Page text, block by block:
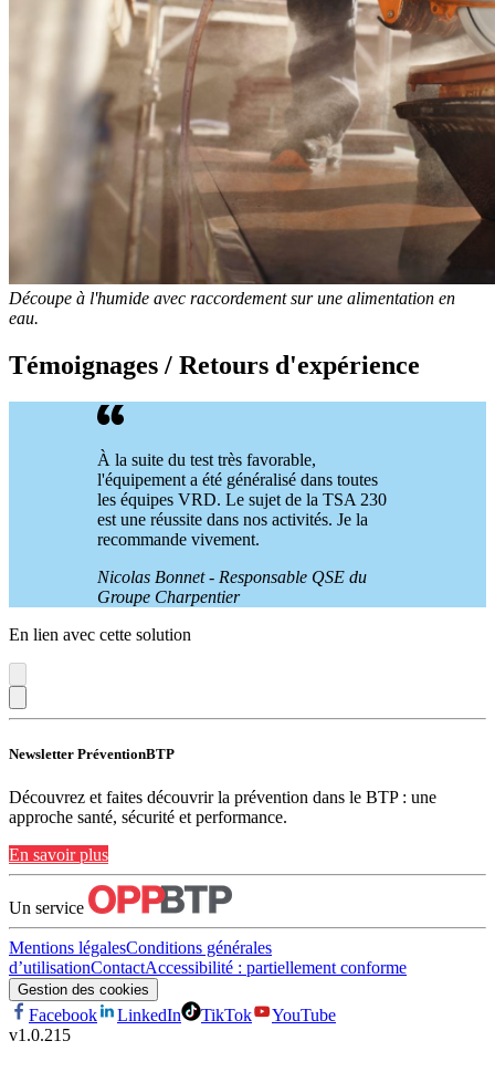
Découpe à l'humide avec raccordement sur une alimentation en
eau.
Témoignages / Retours d'expérience
À la suite du test très favorable,
l'équipement a été généralisé dans toutes
les équipes VRD. Le sujet de la TSA 230
est une réussite dans nos activités. Je la
recommande vivement.
Nicolas Bonnet - Responsable QSE du
Groupe Charpentier
En lien avec cette solution
Newsletter PréventionBTP
Découvrez et faites découvrir la prévention dans le BTP : une
approche santé, sécurité et performance.
En savoir plus
Un service
Mentions légalesConditions générales
d’utilisationContactAccessibilité : partiellement conforme
Gestion des cookies
Facebook LinkedIn TikTok
YouTube
v1.0.215